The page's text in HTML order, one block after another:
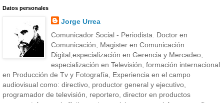
Datos personales
Jorge Urrea
Comunicador Social - Periodista. Doctor en
Comunicación, Magister en Comunicación
Digital,especialización en Gerencia y Mercadeo,
especialización en Televisión, formación internacional
en Producción de Tv y Fotografía, Experiencia en el campo
audiovisual como: directivo, productor general y ejecutivo,
programador de televisión, reportero, director en productos